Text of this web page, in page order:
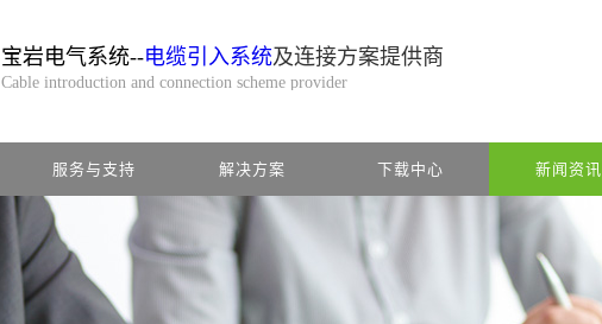
宝岩电气系统--电缆引入系统及连接方案提供商
Cable introduction and connection scheme provider
服务与支持 解决方案 下载中心 新闻资讯